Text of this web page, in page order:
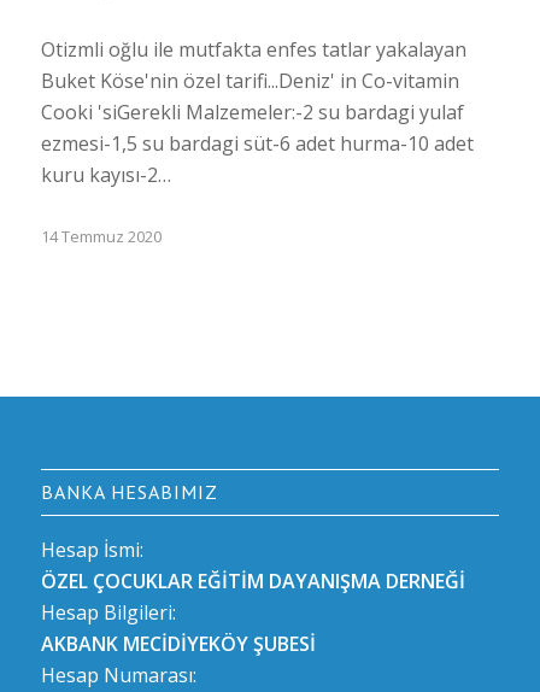
Otizmli oğlu ile mutfakta enfes tatlar yakalayan
Buket Köse'nin özel tarifi...Deniz' in Co-vitamin
Cooki 'siGerekli Malzemeler:-2 su bardagi yulaf
ezmesi-1,5 su bardagi süt-6 adet hurma-10 adet
kuru kayısı-2…
14 Temmuz 2020
BANKA HESABIMIZ
Hesap İsmi:
ÖZEL ÇOCUKLAR EĞİTİM DAYANIŞMA DERNEĞİ
Hesap Bilgileri:
AKBANK MECİDİYEKÖY ŞUBESİ
Hesap Numarası: